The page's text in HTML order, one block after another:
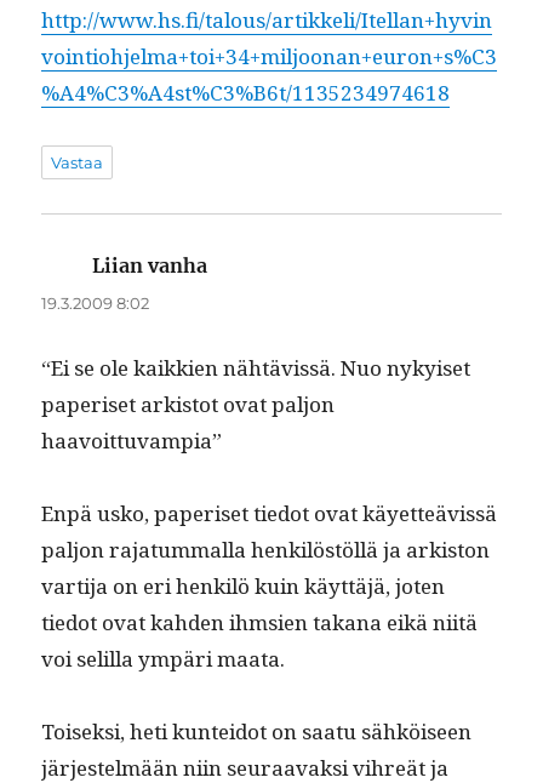
http://www.hs.fi/talous/artikkeli/Itellan+hyvin
vointiohjelma+toi+34+miljoonan+euron+s%C3
%A4%C3%A4st%C3%B6t/1135234974618
Vastaa
Liian vanha
19.3.2009 8:02
“Ei se ole kaikkien nähtävis­sä. Nuo nykyiset
paperiset ark­istot ovat paljon
haavoittuvampia”
Enpä usko, paperiset tiedot ovat käyet­teävis­sä
paljon raja­tum­mal­la henkilöstöl­lä ja ark­iston
var­ti­ja on eri henkilö kuin käyt­täjä, joten
tiedot ovat kah­den ihm­sien takana eikä niitä
voi selil­la ympäri maata.
Toisek­si, heti kun­tei­dot on saatu sähköiseen
jär­jestelmään niin seu­raavak­si vihreät ja